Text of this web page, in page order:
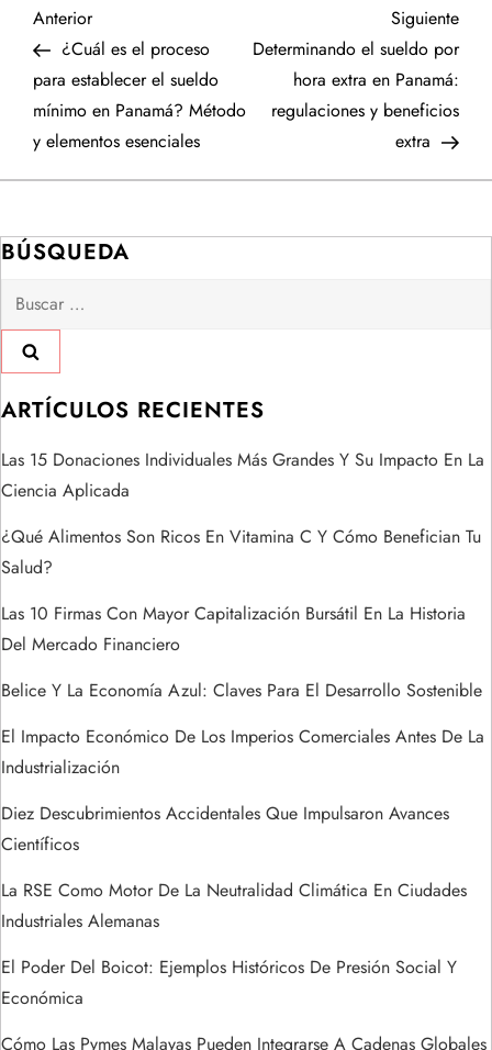
N
a
v
e
g
a
c
i
ó
n
d
e
e
n
t
r
a
d
a
s
Entrada
anterior
Anterior
¿Cuál es el proceso
para establecer el sueldo
mínimo en Panamá? Método
y elementos esenciales
Siguiente
Determinando el sueldo por
hora extra en Panamá:
regulaciones y beneficios
extra
BÚSQUEDA
Buscar:
ARTÍCULOS RECIENTES
Las 15 Donaciones Individuales Más Grandes Y Su Impacto En La
Ciencia Aplicada
¿Qué Alimentos Son Ricos En Vitamina C Y Cómo Benefician Tu
Salud?
Las 10 Firmas Con Mayor Capitalización Bursátil En La Historia
Del Mercado Financiero
Belice Y La Economía Azul: Claves Para El Desarrollo Sostenible
El Impacto Económico De Los Imperios Comerciales Antes De La
Industrialización
Diez Descubrimientos Accidentales Que Impulsaron Avances
Científicos
La RSE Como Motor De La Neutralidad Climática En Ciudades
Industriales Alemanas
El Poder Del Boicot: Ejemplos Históricos De Presión Social Y
Económica
Cómo Las Pymes Malayas Pueden Integrarse A Cadenas Globales